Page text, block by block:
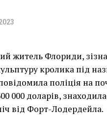
яка ось-ось накинеться
на стіні в
Талліса / AFP)
сказав:
житель Флориди,
кролика під
поліція на
000 доларів,
від Форт-Лодердейла.